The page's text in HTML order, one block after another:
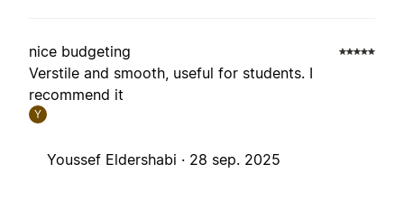
nice budgeting
Verstile and smooth, useful for students. I
recommend it
Y
Youssef Eldershabi · 28 sep. 2025